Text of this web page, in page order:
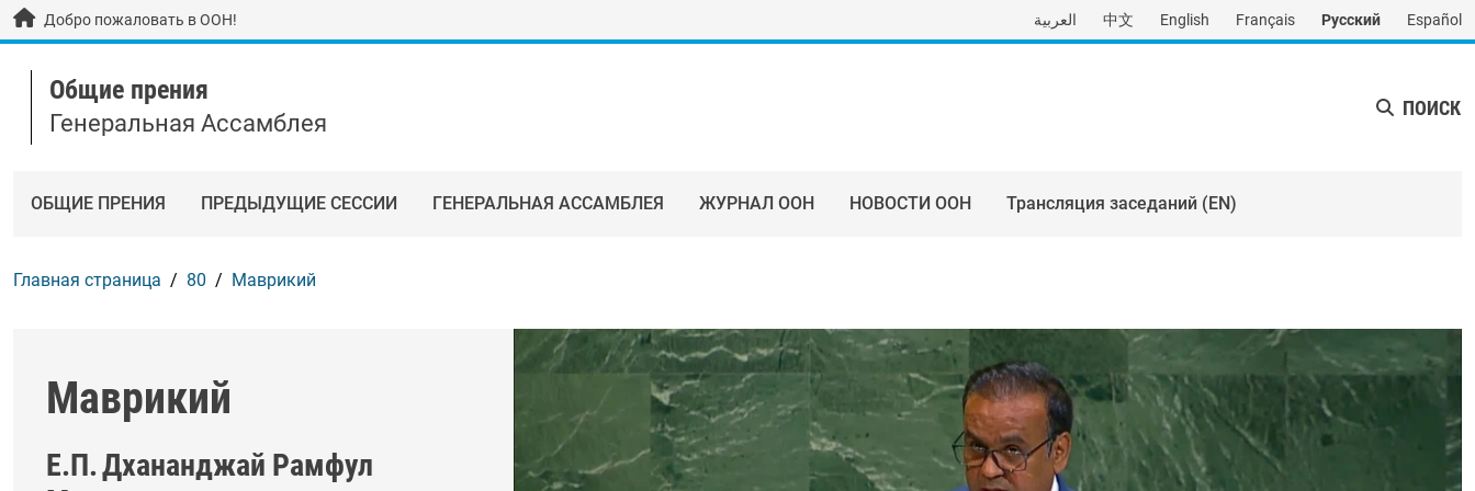
Skip to main content / navigation
Добро пожаловать в ООН! العربية 中文 English Français Русский Español
Общие прения
Генеральная Ассамблея
ПОИСК
ОБЩИЕ ПРЕНИЯ ПРЕДЫДУЩИЕ СЕССИИ ГЕНЕРАЛЬНАЯ АССАМБЛЕЯ ЖУРНАЛ ООН НОВОСТИ ООН Трансляция заседаний (EN)
Главная страница 80 Маврикий
Маврикий
Е.П.Дхананджай Рамфул